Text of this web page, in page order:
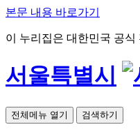
본문 내용 바로가기
이 누리집은 대한민국 공
서울특별시
전체메뉴 열기 검색하기